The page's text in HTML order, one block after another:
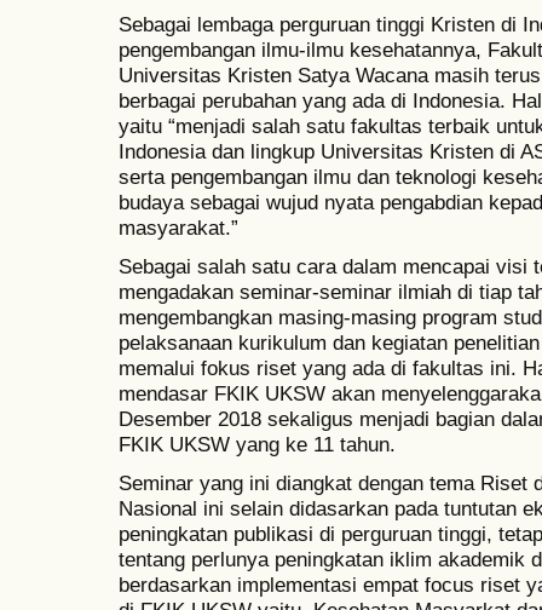
Sebagai lembaga perguruan tinggi Kristen di
pengembangan ilmu-ilmu kesehatannya,
Universitas Kristen Satya Wacana masih
berbagai perubahan yang ada di Indonesia.
yaitu “menjadi salah satu fakultas terbaik
Indonesia dan lingkup Universitas Kristen di
serta pengembangan ilmu dan teknologi
budaya sebagai wujud nyata pengabdian
masyarakat.”
Sebagai salah satu cara dalam mencapai visi
mengadakan seminar-seminar ilmiah di tiap
mengembangkan masing-masing program
pelaksanaan kurikulum dan kegiatan
memalui fokus riset yang ada di fakultas ini.
mendasar FKIK UKSW akan
Desember 2018 sekaligus menjadi bagian
FKIK UKSW yang ke 11 tahun.
Seminar yang ini diangkat dengan tema Riset
Nasional ini selain didasarkan pada tuntutan
peningkatan publikasi di perguruan tinggi,
tentang perlunya peningkatan iklim akademik
berdasarkan implementasi empat focus riset